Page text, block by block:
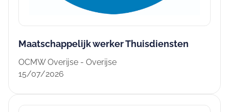
Maatschappelijk werker Thuisdiensten
OCMW Overijse - Overijse
15/07/2026